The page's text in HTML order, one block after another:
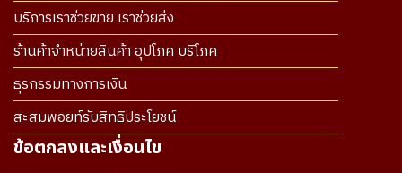
บริการเราช่วยขาย เราช่วยส่ง
ร้านค้าจำหน่ายสินค้า อุปโภค บริโภค
ธุรกรรมทางการเงิน
สะสมพอยท์รับสิทธิประโยชน์
ข้อตกลงและเงื่อนไข